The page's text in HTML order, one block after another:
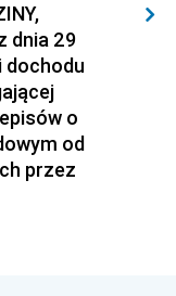
dnia 29
dochodu
o
od
przez